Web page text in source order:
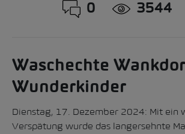
0 3544
Waschechte
Wunderkinder
Dienstag, 17. Dezember 2024: Mit ein
Verspätung wurde das langersehnte